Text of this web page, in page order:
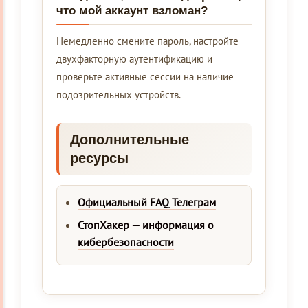
что мой аккаунт взломан?
Немедленно смените пароль, настройте
двухфакторную аутентификацию и
проверьте активные сессии на наличие
подозрительных устройств.
Дополнительные
ресурсы
Официальный FAQ Телеграм
СтопХакер — информация о
кибербезопасности